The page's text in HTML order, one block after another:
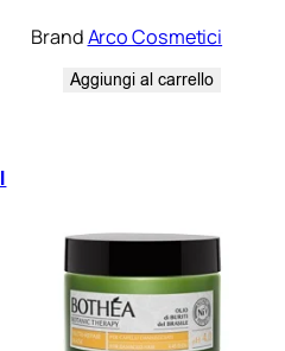
BrandArco Cosmetici
Aggiungi al carrello